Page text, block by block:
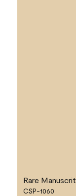
Rare Manuscrit
CSP-1060